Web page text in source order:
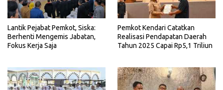
Lantik Pejabat Pemkot, Siska:
Berhenti Mengemis Jabatan,
Fokus Kerja Saja
Pemkot Kendari Catatkan
Realisasi Pendapatan Daerah
Tahun 2025 Capai Rp5,1 Triliun